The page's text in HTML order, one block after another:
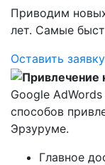
Приводим
лет. Самые
Оставить заявку
Google
способов
Эрзуруме.
Главное